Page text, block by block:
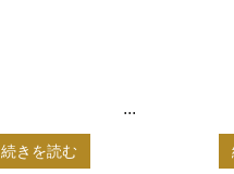
続きを読む
...